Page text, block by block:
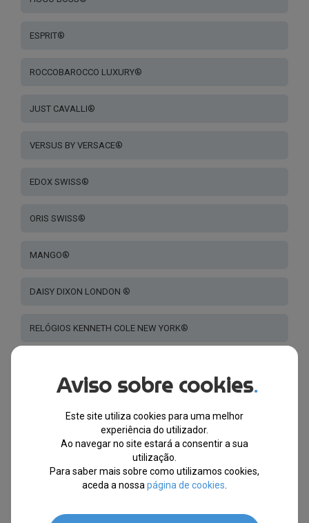
ESPRIT®
ROCCOBAROCCO LUXURY®
JUST CAVALLI®
VERSUS BY VERSACE®
EDOX SWISS®
ORIS SWISS®
MANGO®
DAISY DIXON LONDON ®
RELÓGIOS KENNETH COLE NEW YORK®
CERTINA SWISS®
CLAUDE BERNARD®
Aviso sobre cookies.
Este site utiliza cookies para uma melhor
experiência do utilizador.
Ao navegar no site estará a consentir a sua
utilização.
Para saber mais sobre como utilizamos cookies,
aceda a nossa página de cookies